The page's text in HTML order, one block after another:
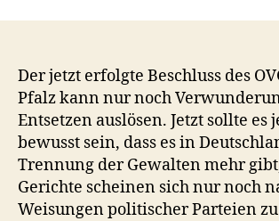
Der jetzt erfolgte Beschluss des
Pfalz kann nur noch
Entsetzen auslösen. Jetzt sollte es
bewusst sein, dass es in
Trennung der Gewalten mehr
Gerichte scheinen sich nur noch
Weisungen politischer Parteien